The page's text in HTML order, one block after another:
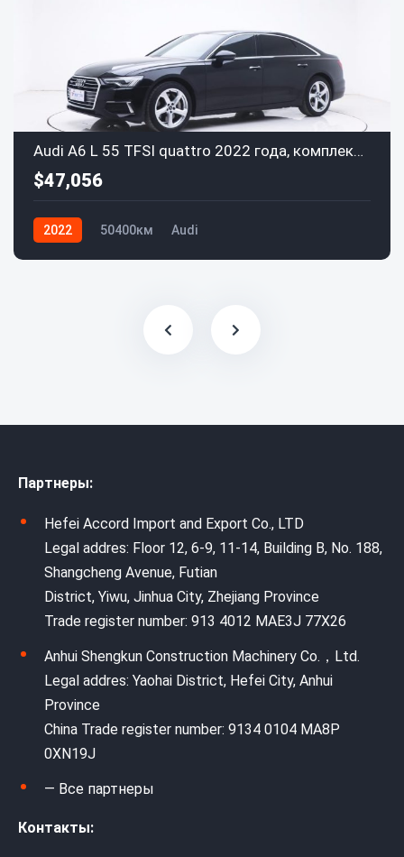
Audi A6 L 55 TFSI quattro 2022 года, комплектация Premium Elegance
$47,056
2022 50400км Audi
Партнеры:
Hefei Accord Import and Export Co., LTD
Legal addres: Floor 12, 6-9, 11-14, Building B, No. 188,
Shangcheng Avenue, Futian
District, Yiwu, Jinhua City, Zhejiang Province
Trade register number: 913 4012 MAE3J 77X26
Anhui Shengkun Construction Machinery Co.，Ltd.
Legal addres: Yaohai District, Hefei City, Anhui
Province
China Trade register number: 9134 0104 MA8P
0XN19J
— Все партнеры
Контакты: